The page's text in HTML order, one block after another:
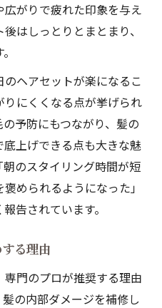
する生活習慣の工夫
善結果を保つコツ
化と継続性
変化とその継続性
のビフォーアフター
美しさを実感する
ポイントを解説
感できるメリット
がりで疲れた印象を与え
はしっとりとまとまり、
ヘアセットが楽になるこ
にくくなる点が挙げられ
予防にもつながり、髪の
上げできる点も大きな魅
のスタイリング時間が短
められるようになった」
告されています。
る理由
門のプロが推奨する理由
の内部ダメージを補修し